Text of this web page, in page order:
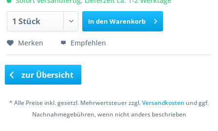
In den Warenkorb
Merken Empfehlen
zur Übersicht
* Alle Preise inkl. gesetzl. Mehrwertsteuer zzgl.Versandkosten und ggf.
Nachnahmegebühren, wenn nicht anders beschrieben